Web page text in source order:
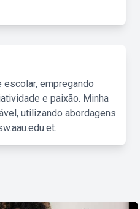
empregando
e paixão. Minha
utilizando abordagens